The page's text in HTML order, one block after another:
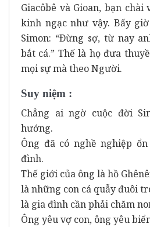
Giacôbê và Gioan, bạn chài
kinh ngạc như vậy. Bấy
Simon: “Ðừng sợ, từ nay
bắt cá.” Thế là họ đưa
mọi sự mà theo Người.
Suy niệm :
Chẳng ai ngờ cuộc đời
hướng.
Ông đã có nghề nghiệp
đình.
Thế giới của ông là hồ
là những con cá quẫy đuôi
là gia đình cần phải chăm
Ông yêu vợ con, ông yêu